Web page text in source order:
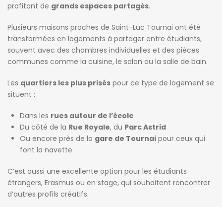
profitant de grands espaces partagés.
Plusieurs maisons proches de Saint-Luc Tournai ont été
transformées en logements à partager entre étudiants,
souvent avec des chambres individuelles et des pièces
communes comme la cuisine, le salon ou la salle de bain.
Les quartiers les plus prisés pour ce type de logement se
situent :
Dans les rues autour de l’école
Du côté de la Rue Royale, du Parc Astrid
Ou encore près de la gare de Tournai pour ceux qui
font la navette
C’est aussi une excellente option pour les étudiants
étrangers, Erasmus ou en stage, qui souhaitent rencontrer
d’autres profils créatifs.